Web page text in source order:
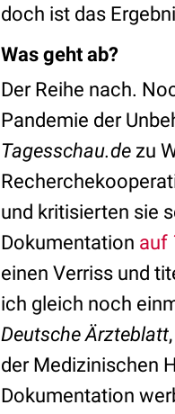
doch ist das
Was geht ab?
Der Reihe nach.
Pandemie der
Tagesschau.de zu
und kritisierten sie
Dokumentation auf
einen Verriss und
ich gleich noch
Deutsche Ärzteblatt
der Medizinischen
Dokumentation